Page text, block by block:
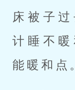
床被子
计睡不暖
能暖和点